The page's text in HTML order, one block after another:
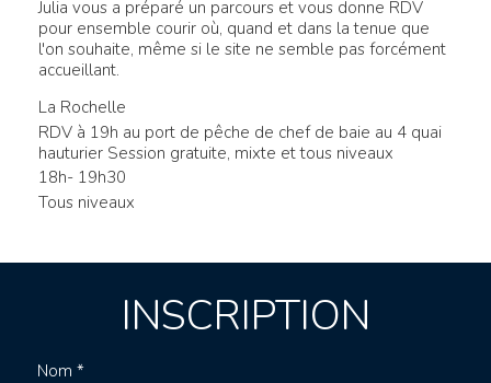
Julia vous a préparé un parcours et vous donne RDV
pour ensemble courir où, quand et dans la tenue que
l'on souhaite, même si le site ne semble pas forcément
accueillant.
La Rochelle
RDV à 19h au port de pêche de chef de baie au 4 quai
hauturier Session gratuite, mixte et tous niveaux
18h- 19h30
Tous niveaux
INSCRIPTION
Nom *